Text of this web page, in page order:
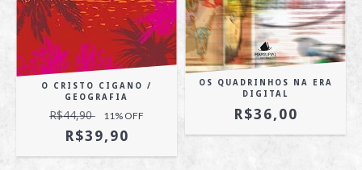
O CRISTO CIGANO /
GEOGRAFIA
R$44,90 11 % OFF
R$39,90
OS QUADRINHOS NA ERA
DIGITAL
R$36,00